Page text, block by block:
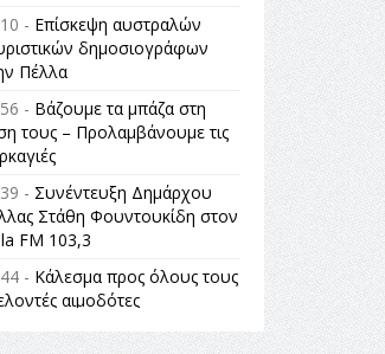
- Επίσκεψη αυστραλών
δημοσιογράφων
Πέλλα
- Βάζουμε τα μπάζα στη
τους – Προλαμβάνουμε τις
- Συνέντευξη Δημάρχου
Στάθη Φουντουκίδη στον
FM 103,3
- Κάλεσμα προς όλους τους
αιμοδότες
-Όλη η Ελλάδα ένας